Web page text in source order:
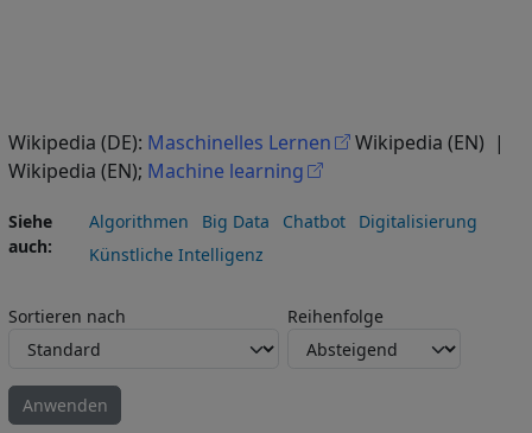
Wikipedia (DE): Maschinelles Lernen
Wikipedia (EN) |
Wikipedia (EN); Machine learning
Siehe
auch
Algorithmen Big Data Chatbot
Digitalisierung
Künstliche Intelligenz
Sortieren nach Reihenfolge